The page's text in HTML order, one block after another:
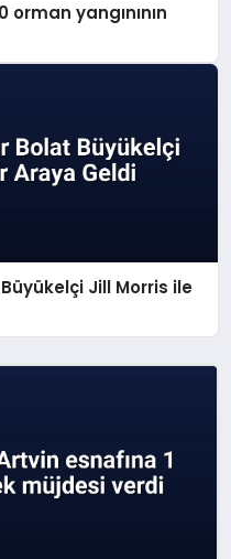
yangınının
Jill Morris ile